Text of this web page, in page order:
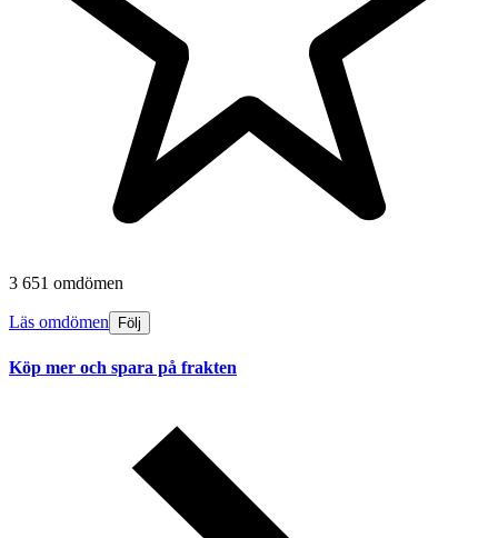
3 651 omdömen
Läs omdömen Följ
Köp mer och spara på frakten